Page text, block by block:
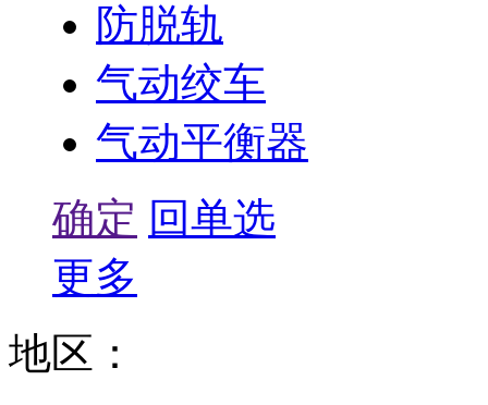
防脱轨
气动绞车
气动平衡器
确定 回单选
更多
地区：